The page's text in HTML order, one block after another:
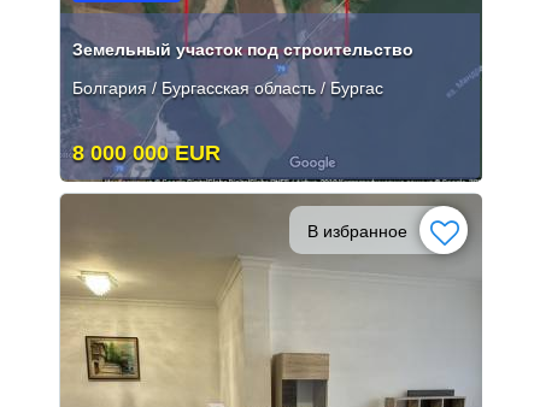
Земельный участок под строительство
Болгария / Бургасская область / Бургас
8 000 000 EUR
В избранное